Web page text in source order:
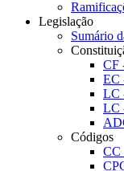
Legislação
Sumário
CF
EC
LC
LC
Códigos
CC